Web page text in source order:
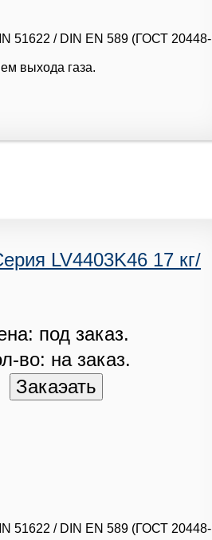
51622 / DIN EN 589 (ГОСТ 20448-
выхода газа.
LV4403K46 17 кг/
под заказ.
во: на заказ.
51622 / DIN EN 589 (ГОСТ 20448-